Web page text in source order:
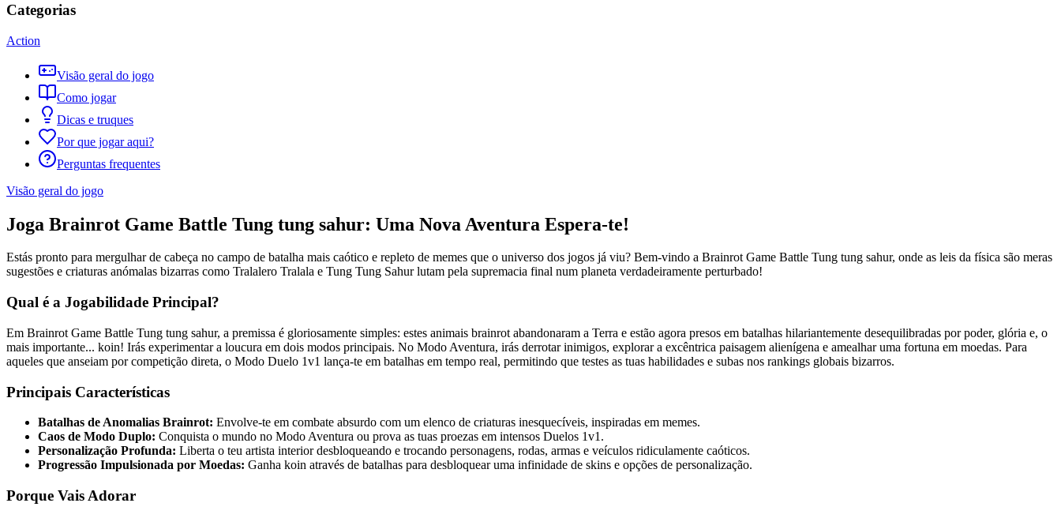
Categorias
Action
Visão geral do jogo
Como jogar
Dicas e truques
Por que jogar aqui?
Perguntas frequentes
Visão geral do jogo
Joga Brainrot Game Battle Tung tung sahur: Uma Nova Aventura Espera-te!
Estás pronto para mergulhar de cabeça no campo de batalha mais caótico e repleto de memes que o universo dos jogos já viu? Bem-vindo a Brainrot Game Battle Tung tung sahur, onde as leis da física são meras
sugestões e criaturas anómalas bizarras como Tralalero Tralala e Tung Tung Sahur lutam pela supremacia final num planeta verdadeiramente perturbado!
Qual é a Jogabilidade Principal?
Em Brainrot Game Battle Tung tung sahur, a premissa é gloriosamente simples: estes animais brainrot abandonaram a Terra e estão agora presos em batalhas hilariantemente desequilibradas por poder, glória e, o
mais importante... koin! Irás experimentar a loucura em dois modos principais. No Modo Aventura, irás derrotar inimigos, explorar a excêntrica paisagem alienígena e amealhar uma fortuna em moedas. Para
aqueles que anseiam por competição direta, o Modo Duelo 1v1 lança-te em batalhas em tempo real, permitindo que testes as tuas habilidades e subas nos rankings globais bizarros.
Principais Características
Batalhas de Anomalias Brainrot: Envolve-te em combate absurdo com um elenco de criaturas inesquecíveis, inspiradas em memes.
Caos de Modo Duplo: Conquista o mundo no Modo Aventura ou prova as tuas proezas em intensos Duelos 1v1.
Personalização Profunda: Liberta o teu artista interior desbloqueando e trocando personagens, rodas, armas e veículos ridiculamente caóticos.
Progressão Impulsionada por Moedas: Ganha koin através de batalhas para desbloquear uma infinidade de skins e opções de personalização.
Porque Vais Adorar